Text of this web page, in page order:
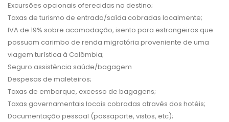
Excursões opcionais oferecidas no destino;
Taxas de turismo de entrada/saída cobradas localmente;
IVA de 19% sobre acomodação, isento para estrangeiros que
possuam carimbo de renda migratória proveniente de uma
viagem turística à Colômbia;
Seguro assistência saúde/bagagem
Despesas de maleteiros;
Taxas de embarque, excesso de bagagens;
Taxas governamentais locais cobradas através dos hotéis;
Documentação pessoal (passaporte, vistos, etc);